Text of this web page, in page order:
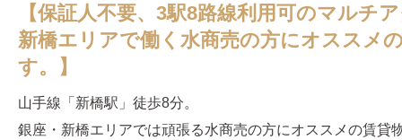
【保証人不要、3駅8路線利用可のマルチ
新橋エリアで働く水商売の方にオススメ
す。】
山手線「新橋駅」徒歩8分。
銀座・新橋エリアでは頑張る水商売の方にオススメの賃貸